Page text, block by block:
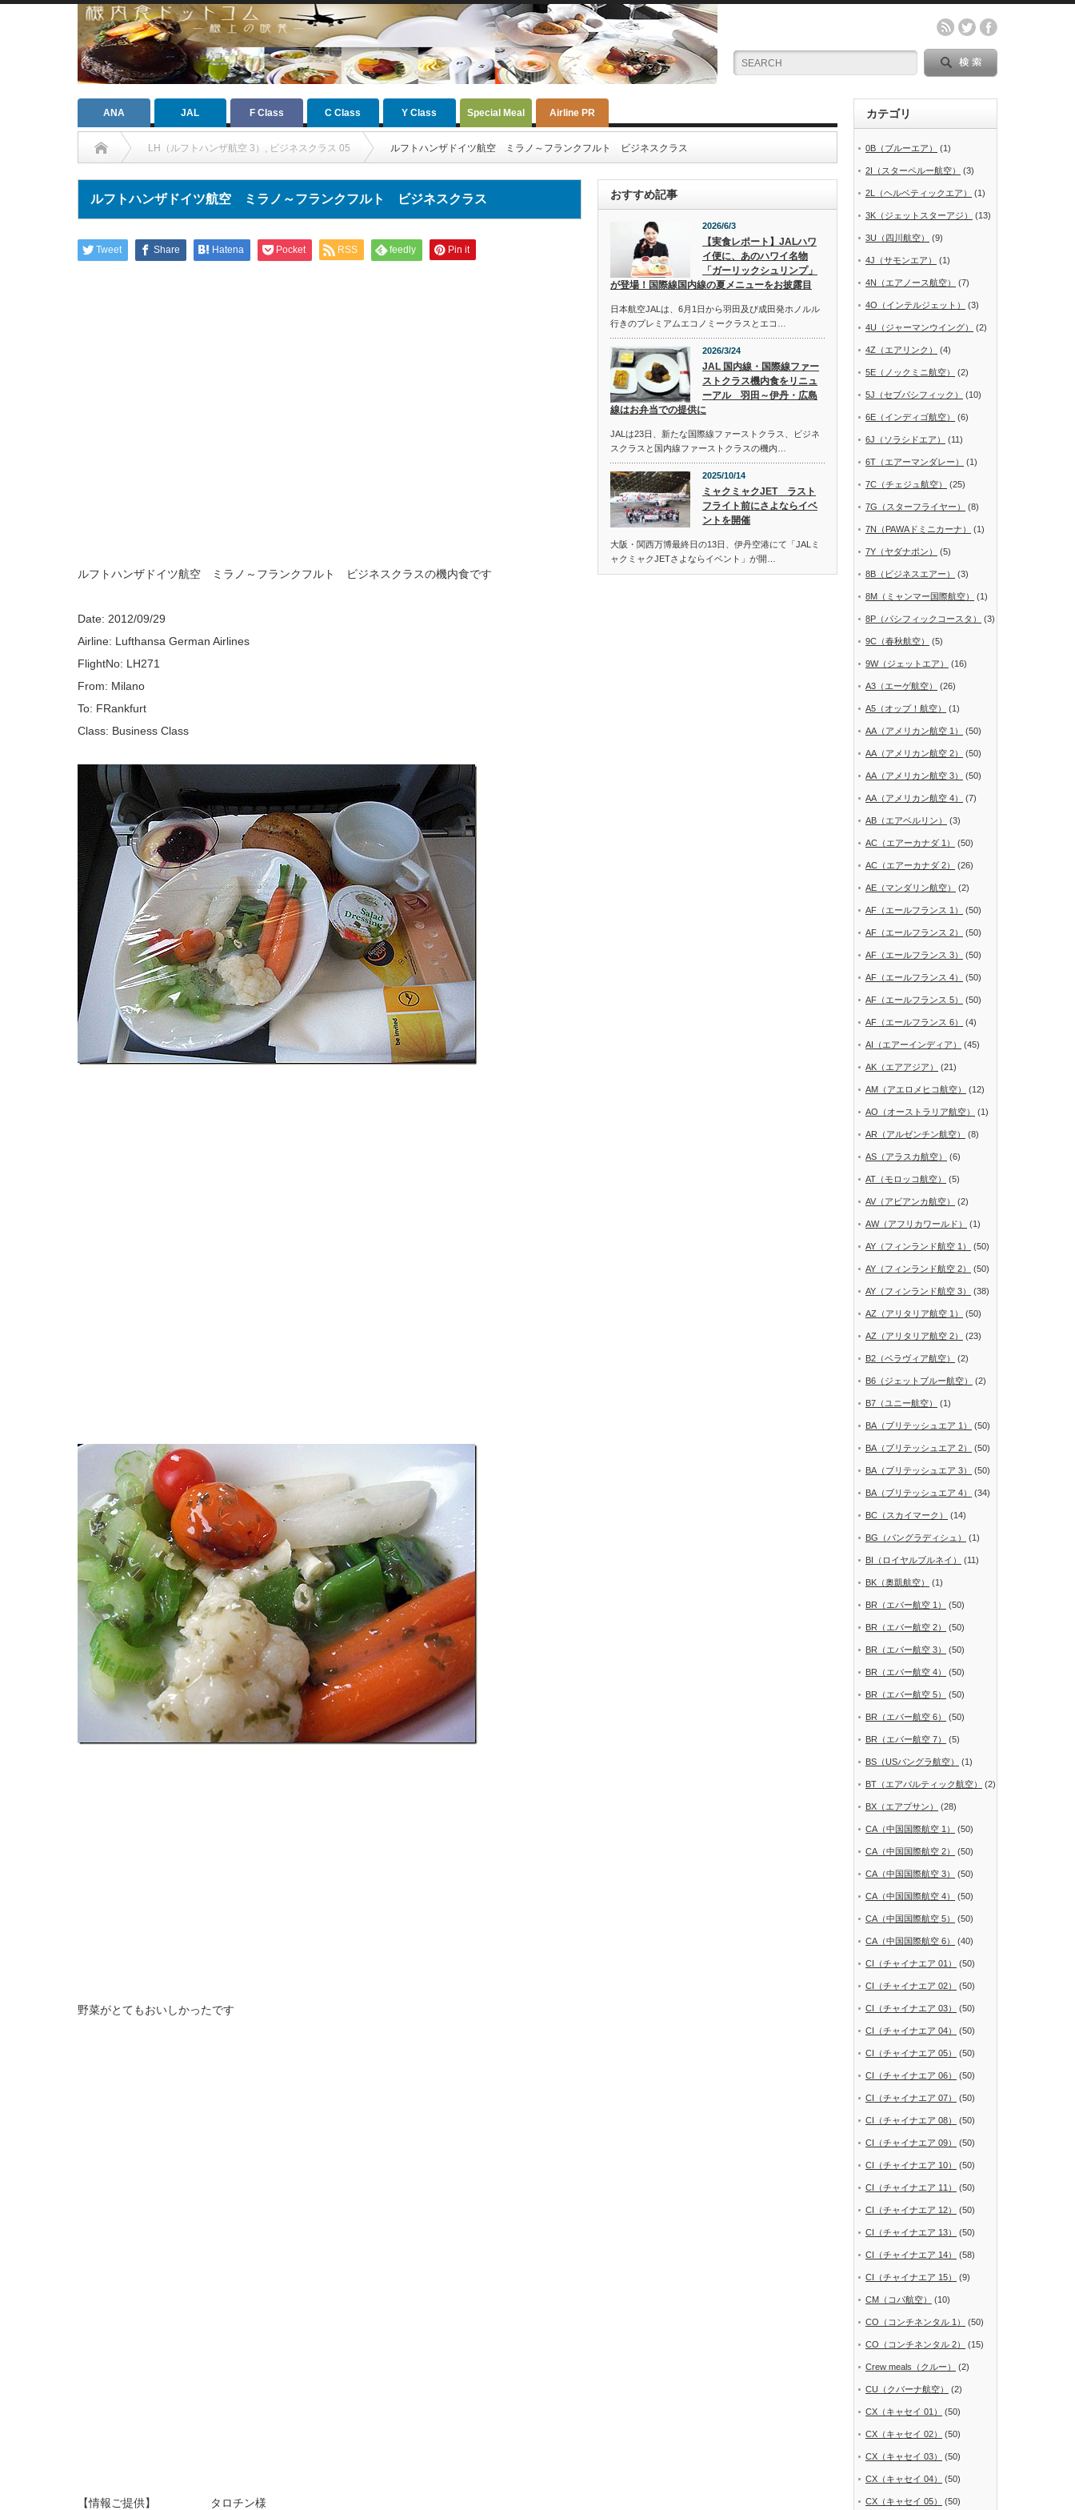
ANA JAL F Class C Class Y Class Special Meal Airline PR
LH（ルフトハンザ航空 3） , ビジネスクラス 05 ルフトハンザドイツ航空 ミラノ～フランクフルト ビジネスクラス
ルフトハンザドイツ航空 ミラノ～フランクフルト ビジネスクラス
Tweet Share Hatena Pocket RSS feedly Pin it
ルフトハンザドイツ航空 ミラノ～フランクフルト ビジネスクラスの機内食です
Date: 2012/09/29
Airline: Lufthansa German Airlines
FlightNo: LH271
From: Milano
To: FRankfurt
Class: Business Class
野菜がとてもおいしかったです
【情報ご提供】 タロチン様
おすすめ記事
2026/6/3
【実食レポート】JALハワ
イ便に、あのハワイ名物
「ガーリックシュリンプ」
が登場！国際線国内線の夏メニューをお披露目
日本航空JALは、6月1日から羽田及び成田発ホノルル
行きのプレミアムエコノミークラスとエコ…
2026/3/24
JAL 国内線・国際線ファー
ストクラス機内食をリニュ
ーアル 羽田～伊丹・広島
線はお弁当での提供に
JALは23日、新たな国際線ファーストクラス、ビジネ
スクラスと国内線ファーストクラスの機内…
2025/10/14
ミャクミャクJET ラスト
フライト前にさよならイベ
ントを開催
大阪・関西万博最終日の13日、伊丹空港にて「JALミ
ャクミャクJETさよならイベント」が開…
カテゴリ
0B（ブルーエア） (1)
2I（スターペルー航空） (3)
2L（ヘルベティックエア） (1)
3K（ジェットスターアジ） (13)
3U（四川航空） (9)
4J（サモンエア） (1)
4N（エアノース航空） (7)
4O（インテルジェット） (3)
4U（ジャーマンウイング） (2)
4Z（エアリンク） (4)
5E（ノックミニ航空） (2)
5J（セブパシフィック） (10)
6E（インディゴ航空） (6)
6J（ソラシドエア） (11)
6T（エアーマンダレー） (1)
7C（チェジュ航空） (25)
7G（スターフライヤー） (8)
7N（PAWAドミニカーナ） (1)
7Y（ヤダナポン） (5)
8B（ビジネスエアー） (3)
8M（ミャンマー国際航空） (1)
8P（パシフィックコースタ） (3)
9C（春秋航空） (5)
9W（ジェットエア） (16)
A3（エーゲ航空） (26)
A5（オップ！航空） (1)
AA（アメリカン航空 1） (50)
AA（アメリカン航空 2） (50)
AA（アメリカン航空 3） (50)
AA（アメリカン航空 4） (7)
AB（エアベルリン） (3)
AC（エアーカナダ 1） (50)
AC（エアーカナダ 2） (26)
AE（マンダリン航空） (2)
AF（エールフランス 1） (50)
AF（エールフランス 2） (50)
AF（エールフランス 3） (50)
AF（エールフランス 4） (50)
AF（エールフランス 5） (50)
AF（エールフランス 6） (4)
AI（エアーインディア） (45)
AK（エアアジア） (21)
AM（アエロメヒコ航空） (12)
AO（オーストラリア航空） (1)
AR（アルゼンチン航空） (8)
AS（アラスカ航空） (6)
AT（モロッコ航空） (5)
AV（アビアンカ航空） (2)
AW（アフリカワールド） (1)
AY（フィンランド航空 1） (50)
AY（フィンランド航空 2） (50)
AY（フィンランド航空 3） (38)
AZ（アリタリア航空 1） (50)
AZ（アリタリア航空 2） (23)
B2（ベラヴィア航空） (2)
B6（ジェットブルー航空） (2)
B7（ユニー航空） (1)
BA（ブリテッシュエア 1） (50)
BA（ブリテッシュエア 2） (50)
BA（ブリテッシュエア 3） (50)
BA（ブリテッシュエア 4） (34)
BC（スカイマーク） (14)
BG（バングラディシュ） (1)
BI（ロイヤルブルネイ） (11)
BK（奥凱航空） (1)
BR（エバー航空 1） (50)
BR（エバー航空 2） (50)
BR（エバー航空 3） (50)
BR（エバー航空 4） (50)
BR（エバー航空 5） (50)
BR（エバー航空 6） (50)
BR（エバー航空 7） (5)
BS（USバングラ航空） (1)
BT（エアバルティック航空） (2)
BX（エアプサン） (28)
CA（中国国際航空 1） (50)
CA（中国国際航空 2） (50)
CA（中国国際航空 3） (50)
CA（中国国際航空 4） (50)
CA（中国国際航空 5） (50)
CA（中国国際航空 6） (40)
CI（チャイナエア 01） (50)
CI（チャイナエア 02） (50)
CI（チャイナエア 03） (50)
CI（チャイナエア 04） (50)
CI（チャイナエア 05） (50)
CI（チャイナエア 06） (50)
CI（チャイナエア 07） (50)
CI（チャイナエア 08） (50)
CI（チャイナエア 09） (50)
CI（チャイナエア 10） (50)
CI（チャイナエア 11） (50)
CI（チャイナエア 12） (50)
CI（チャイナエア 13） (50)
CI（チャイナエア 14） (58)
CI（チャイナエア 15） (9)
CM（コパ航空） (10)
CO（コンチネンタル 1） (50)
CO（コンチネンタル 2） (15)
Crew meals（クルー） (2)
CU（クバーナ航空） (2)
CX（キャセイ 01） (50)
CX（キャセイ 02） (50)
CX（キャセイ 03） (50)
CX（キャセイ 04） (50)
CX（キャセイ 05） (50)